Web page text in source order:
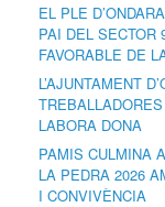
EL PLE
PAI DEL SECTOR
FAVORABLE DE
L’AJUNTAMENT
LABORA DONA
PAMIS CULMINA
LA PEDRA 2026
I CONVIVÈNCIA